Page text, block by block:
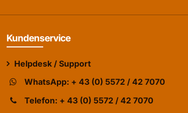
Kundenservice
Helpdesk / Support
WhatsApp: + 43 (0) 5572 / 42 7070
Telefon: + 43 (0) 5572 / 42 7070